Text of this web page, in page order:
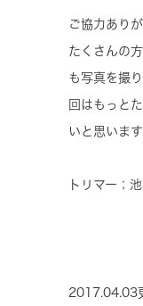
ご協力あり
たくさんの
も写真を撮
回はもっと
いと思いま
トリマー；
2017.04.03